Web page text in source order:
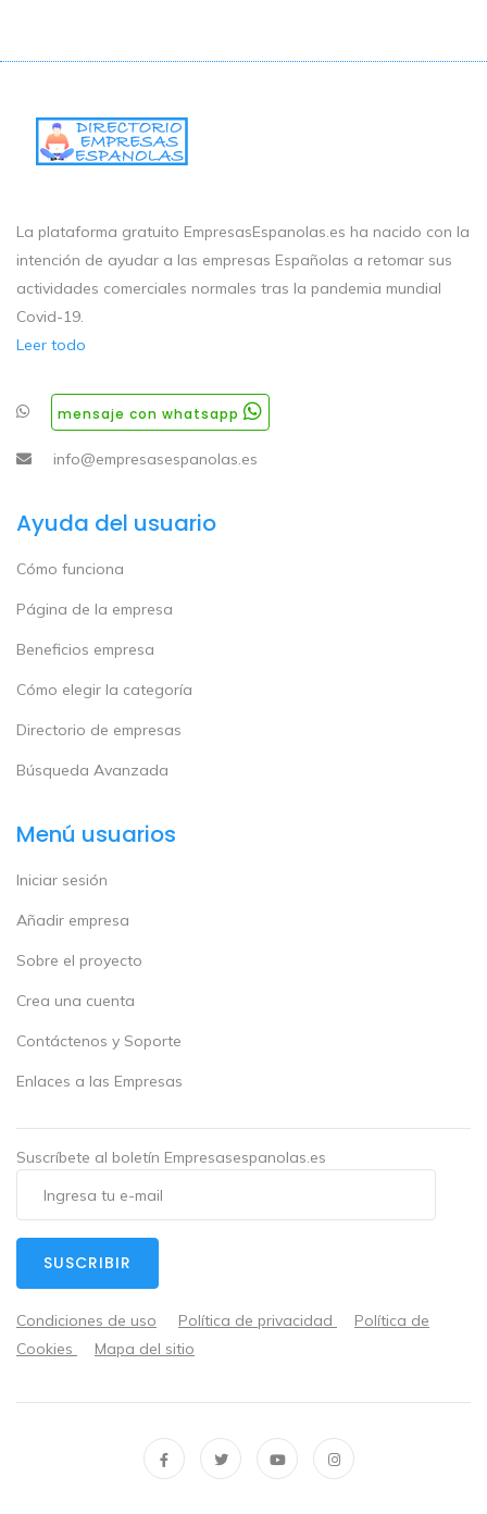
La plataforma gratuito EmpresasEspanolas.es ha nacido con la
intención de ayudar a las empresas Españolas a retomar sus
actividades comerciales normales tras la pandemia mundial
Covid-19.
Leer todo
mensaje con whatsapp
info@empresasespanolas.es
Ayuda del usuario
Cómo funciona
Página de la empresa
Beneficios empresa
Cómo elegir la categoría
Directorio de empresas
Búsqueda Avanzada
Menú usuarios
Iniciar sesión
Añadir empresa
Sobre el proyecto
Crea una cuenta
Contáctenos y Soporte
Enlaces a las Empresas
Suscríbete al boletín Empresasespanolas.es
Condiciones de uso Política de privacidad
Política de
Cookies
Mapa del sitio
SUSCRIBIR